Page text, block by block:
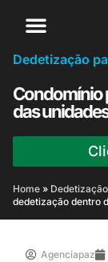
Dedetização
Condomínio
das
Home »
dedetização dentro
Agenciapaz